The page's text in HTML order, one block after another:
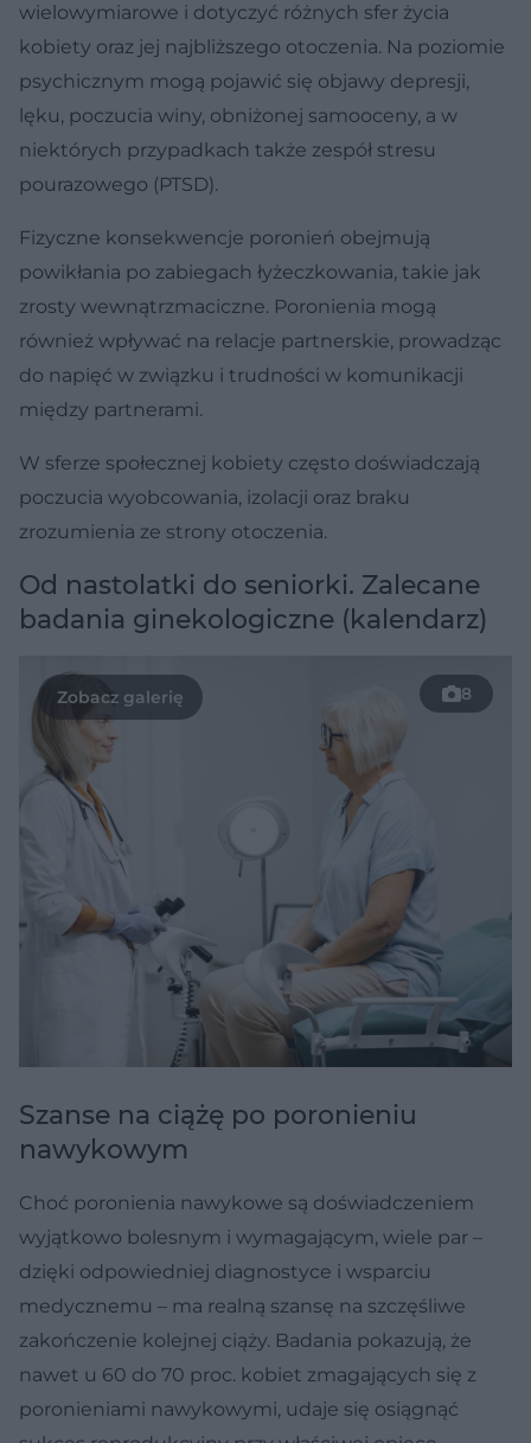
wielowymiarowe i dotyczyć różnych sfer życia
kobiety oraz jej najbliższego otoczenia. Na poziomie
psychicznym mogą pojawić się objawy depresji,
lęku, poczucia winy, obniżonej samooceny, a w
niektórych przypadkach także zespół stresu
pourazowego (PTSD).
Fizyczne konsekwencje poronień obejmują
powikłania po zabiegach łyżeczkowania, takie jak
zrosty wewnątrzmaciczne. Poronienia mogą
również wpływać na relacje partnerskie, prowadząc
do napięć w związku i trudności w komunikacji
między partnerami.
W sferze społecznej kobiety często doświadczają
poczucia wyobcowania, izolacji oraz braku
zrozumienia ze strony otoczenia.
Od nastolatki do seniorki. Zalecane
badania ginekologiczne (kalendarz)
8
Szanse na ciążę po poronieniu
nawykowym
Choć poronienia nawykowe są doświadczeniem
wyjątkowo bolesnym i wymagającym, wiele par –
dzięki odpowiedniej diagnostyce i wsparciu
medycznemu – ma realną szansę na szczęśliwe
zakończenie kolejnej ciąży. Badania pokazują, że
nawet u 60 do 70 proc. kobiet zmagających się z
poronieniami nawykowymi, udaje się osiągnąć